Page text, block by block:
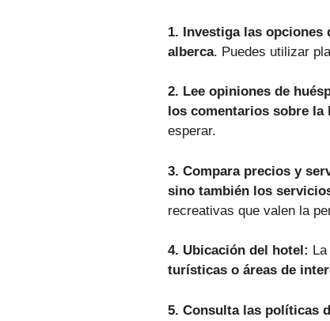
1. Investiga las opciones
alberca. Puedes utilizar
2. Lee opiniones de
los comentarios sobre la
esperar.
3. Compara precios y
sino también los
recreativas que valen la
4. Ubicación del hotel:
turísticas o áreas de
5. Consulta las políticas